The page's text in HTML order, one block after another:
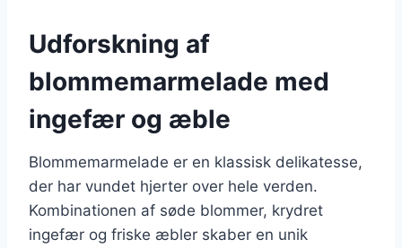
Udforskning af
blommemarmelade med
ingefær og æble
Blommemarmelade er en klassisk delikatesse,
der har vundet hjerter over hele verden.
Kombinationen af søde blommer, krydret
ingefær og friske æbler skaber en unik